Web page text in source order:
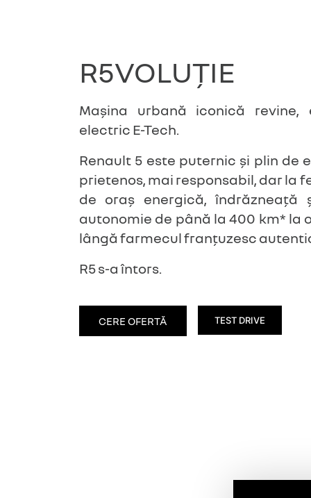
R5VOLUȚIE
Mașina urbană iconică
electric E-Tech.
Renault 5 este puternic și plin de
prietenos, mai responsabil, dar la
de oraș energică, îndrăzneață
autonomie de până la 400 km* la
lângă farmecul franțuzesc
R5 s-a întors.
CERE OFERTĂ TEST DRIVE